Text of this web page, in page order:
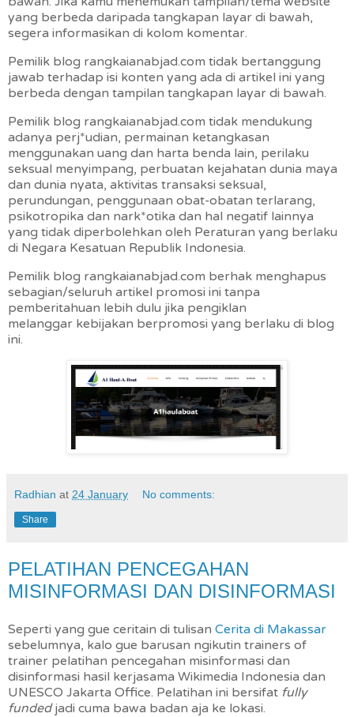
yang berbeda daripada tangkapan layar di bawah,
segera informasikan di kolom komentar.
Pemilik blog rangkaianabjad.com tidak bertanggung
jawab terhadap isi konten yang ada di artikel ini yang
berbeda dengan tampilan tangkapan layar di bawah.
Pemilik blog rangkaianabjad.com tidak mendukung
adanya perj*udian, permainan ketangkasan
menggunakan uang dan harta benda lain, perilaku
seksual menyimpang, perbuatan kejahatan dunia maya
dan dunia nyata, aktivitas transaksi seksual,
perundungan, penggunaan obat-obatan terlarang,
psikotropika dan nark*otika dan hal negatif lainnya
yang tidak diperbolehkan oleh Peraturan yang berlaku
di Negara Kesatuan Republik Indonesia.
Pemilik blog rangkaianabjad.com berhak menghapus
sebagian/seluruh artikel promosi ini tanpa
pemberitahuan lebih dulu jika pengiklan
melanggar kebijakan berpromosi yang berlaku di blog
ini.
Radhian at 24 January No comments:
Share
PELATIHAN PENCEGAHAN
MISINFORMASI DAN DISINFORMASI
Seperti yang gue ceritain di tulisan Cerita di Makassar
sebelumnya, kalo gue barusan ngikutin trainers of
trainer pelatihan pencegahan misinformasi dan
disinformasi hasil kerjasama Wikimedia Indonesia dan
UNESCO Jakarta Office. Pelatihan ini bersifat fully
fundedjadi cuma bawa badan aja ke lokasi.